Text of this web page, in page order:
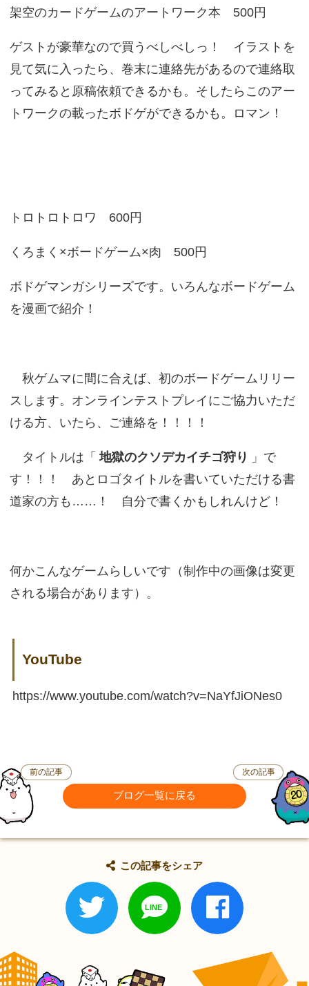
架空のカードゲームのアートワーク本 500円
ゲストが豪華なので買うべしべしっ！ イラストを
見て気に入ったら、巻末に連絡先があるので連絡取
ってみると原稿依頼できるかも。そしたらこのアー
トワークの載ったボドゲができるかも。ロマン！
トロトロトロワ 600円
くろまく×ボードゲーム×肉 500円
ボドゲマンガシリーズです。いろんなボードゲーム
を漫画で紹介！
秋ゲムマに間に合えば、初のボードゲームリリー
スします。オンラインテストプレイにご協力いただ
ける方、いたら、ご連絡を！！！！
タイトルは「 地獄のクソデカイチゴ狩り
」で
す！！！ あとロゴタイトルを書いていただける書
道家の方も……！ 自分で書くかもしれんけど！
何かこんなゲームらしいです（制作中の画像は変更
される場合があります）。
YouTube
https://www.youtube.com/watch?v=NaYfJiONes0
前の記事
ブログ一覧に戻る
次の記事
この記事をシェア